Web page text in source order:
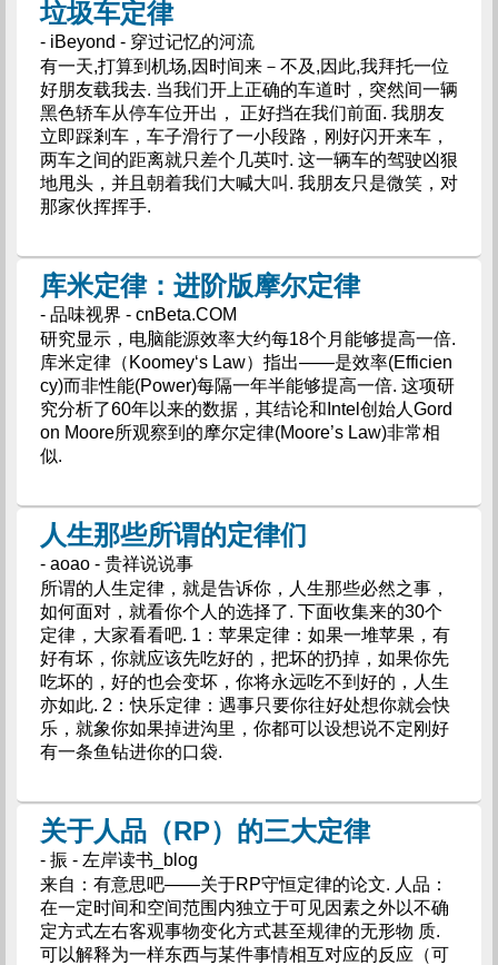
垃圾车定律
- iBeyond - 穿过记忆的河流
有一天,打算到机场,因时间来－不及,因此,我拜托一位
好朋友载我去. 当我们开上正确的车道时，突然间一辆
黑色轿车从停车位开出， 正好挡在我们前面. 我朋友
立即踩剎车，车子滑行了一小段路，刚好闪开来车，
两车之间的距离就只差个几英吋. 这一辆车的驾驶凶狠
地甩头，并且朝着我们大喊大叫. 我朋友只是微笑，对
那家伙挥挥手.
库米定律：进阶版摩尔定律
- 品味视界 - cnBeta.COM
研究显示，电脑能源效率大约每18个月能够提高一倍.
库米定律（Koomey‘s Law）指出――是效率(Efficien
cy)而非性能(Power)每隔一年半能够提高一倍. 这项研
究分析了60年以来的数据，其结论和Intel创始人Gord
on Moore所观察到的摩尔定律(Moore’s Law)非常相
似.
人生那些所谓的定律们
- aoao - 贵祥说说事
所谓的人生定律，就是告诉你，人生那些必然之事，
如何面对，就看你个人的选择了. 下面收集来的30个
定律，大家看看吧. 1：苹果定律：如果一堆苹果，有
好有坏，你就应该先吃好的，把坏的扔掉，如果你先
吃坏的，好的也会变坏，你将永远吃不到好的，人生
亦如此. 2：快乐定律：遇事只要你往好处想你就会快
乐，就象你如果掉进沟里，你都可以设想说不定刚好
有一条鱼钻进你的口袋.
关于人品（RP）的三大定律
- 振 - 左岸读书_blog
来自：有意思吧——关于RP守恒定律的论文. 人品：
在一定时间和空间范围内独立于可见因素之外以不确
定方式左右客观事物变化方式甚至规律的无形物 质.
可以解释为一样东西与某件事情相互对应的反应（可